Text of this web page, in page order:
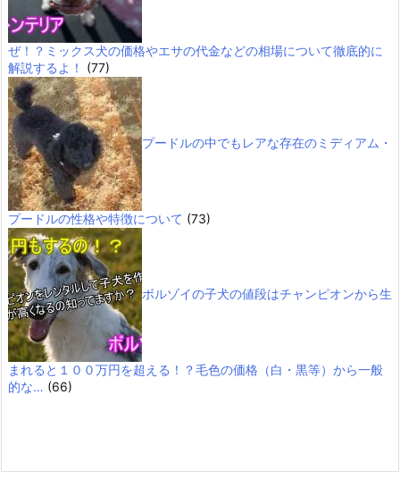
ぜ！？ミックス犬の価格やエサの代金などの相場について徹底的に
解説するよ！
(77)
プードルの中でもレアな存在のミディアム・
プードルの性格や特徴について (73)
ボルゾイの子犬の値段はチャンピオンから生
まれると１００万円を超える！？毛色の価格（白・黒等）から一般
的な… (66)